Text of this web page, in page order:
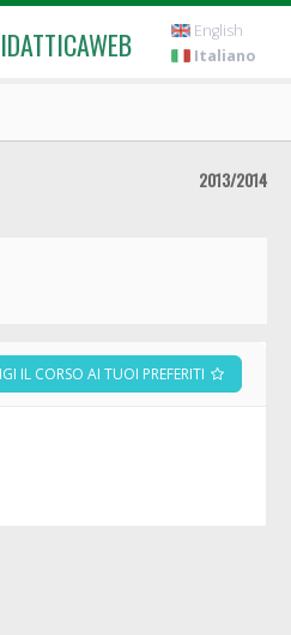
English
Italiano
2013/2014
IL CORSO AI TUOI PREFERITI